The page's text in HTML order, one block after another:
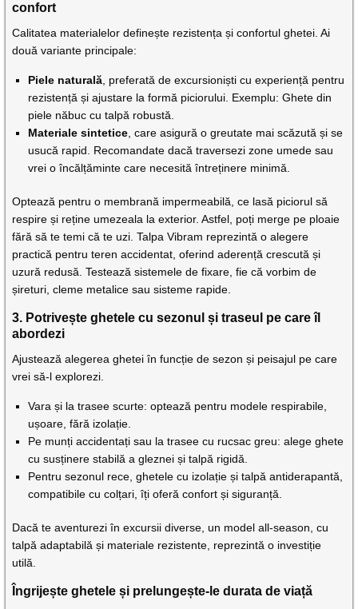
confort
Calitatea materialelor definește rezistența și confortul ghetei. Ai
două variante principale:
Piele naturală , preferată de excursioniști cu experiență pentru
rezistență și ajustare la formă piciorului. Exemplu: Ghete din
piele năbuc cu talpă robustă.
Materiale sintetice , care asigură o greutate mai scăzută și se
usucă rapid. Recomandate dacă traversezi zone umede sau
vrei o încălțăminte care necesită întreținere minimă.
Optează pentru o membrană impermeabilă, ce lasă piciorul să
respire și reține umezeala la exterior. Astfel, poți merge pe ploaie
fără să te temi că te uzi. Talpa Vibram reprezintă o alegere
practică pentru teren accidentat, oferind aderență crescută și
uzură redusă. Testează sistemele de fixare, fie că vorbim de
șireturi, cleme metalice sau sisteme rapide.
3. Potrivește ghetele cu sezonul și traseul pe care îl
abordezi
Ajustează alegerea ghetei în funcție de sezon și peisajul pe care
vrei să-l explorezi.
Vara și la trasee scurte: optează pentru modele respirabile,
ușoare, fără izolație.
Pe munți accidentați sau la trasee cu rucsac greu: alege ghete
cu susținere stabilă a gleznei și talpă rigidă.
Pentru sezonul rece, ghetele cu izolație și talpă antiderapantă,
compatibile cu colțari, îți oferă confort și siguranță.
Dacă te aventurezi în excursii diverse, un model all-season, cu
talpă adaptabilă și materiale rezistente, reprezintă o investiție
utilă.
Îngrijește ghetele și prelungește-le durata de viață